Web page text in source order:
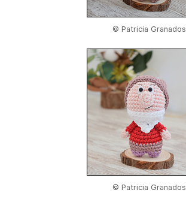
© Patricia Granados
© Patricia Granados